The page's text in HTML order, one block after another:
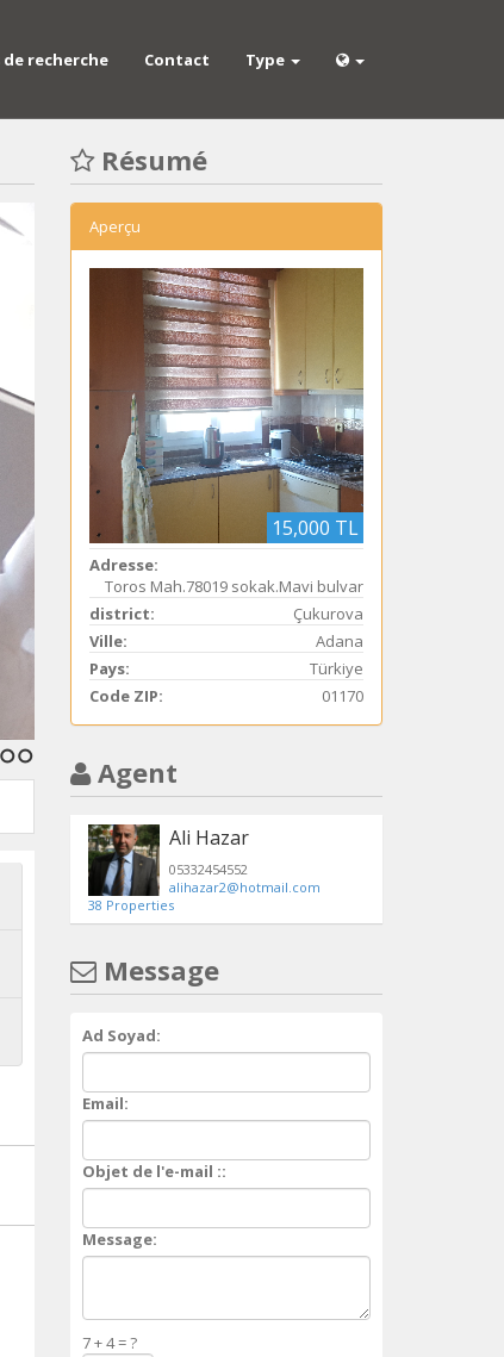
de recherche Contact Type
Résumé
Aperçu
15,000 TL
Adresse:
Toros Mah.78019 sokak.Mavi bulvar
district:
Çukurova
Ville:
Adana
Pays:
Türkiye
Code ZIP:
01170
Agent
Ali Hazar
05332454552
alihazar2@hotmail.com
38 Properties
Message
Ad Soyad:
Email:
Objet de l'e-mail ::
Message:
7 + 4 = ?